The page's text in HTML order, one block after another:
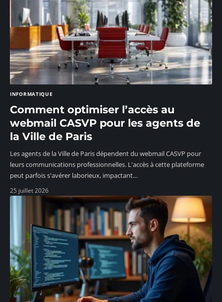
INFORMATIQUE
Comment optimiser l’accès au
webmail CASVP pour les agents de
la Ville de Paris
Les agents de la Ville de Paris dépendent du webmail CASVP pour
leurs communications professionnelles. L'accès à cette plateforme
peut parfois s'avérer laborieux, impactant…
25 juillet 2026